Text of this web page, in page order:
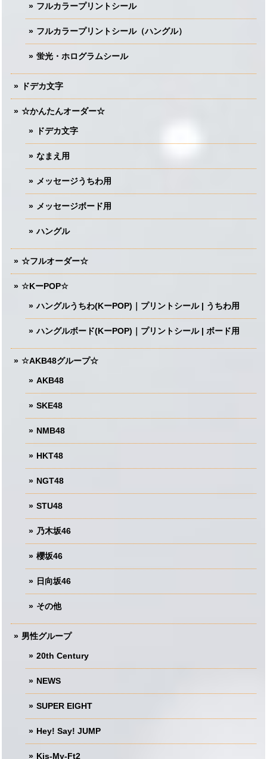
フルカラープリントシール
フルカラープリントシール（ハングル）
蛍光・ホログラムシール
ドデカ文字
☆かんたんオーダー☆
ドデカ文字
なまえ用
メッセージうちわ用
メッセージボード用
ハングル
☆フルオーダー☆
☆KーPOP☆
ハングルうちわ(KーPOP)｜プリントシール | うちわ用
ハングルボード(KーPOP)｜プリントシール | ボード用
☆AKB48グループ☆
AKB48
SKE48
NMB48
HKT48
NGT48
STU48
乃木坂46
櫻坂46
日向坂46
その他
男性グループ
20th Century
NEWS
SUPER EIGHT
Hey! Say! JUMP
Kis-My-Ft2